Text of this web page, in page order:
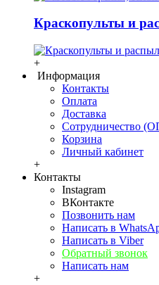
Краскопульты и
+
Информация
Контакты
Оплата
Доставка
Сотрудничество
Корзина
Личный кабинет
+
Контакты
Instagram
ВКонтакте
Позвонить нам
Написать в
Написать в Viber
Обратный звонок
Написать нам
+